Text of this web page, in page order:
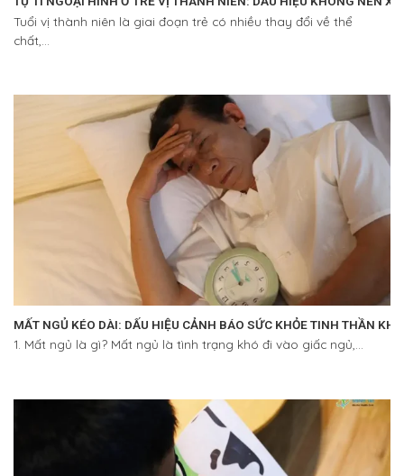
Tuổi vị thành niên là giai đoạn trẻ có nhiều thay đổi về thể
chất,...
MẤT NGỦ KÉO DÀI: DẤU HIỆU CẢNH BÁO SỨC KHỎE TINH THẦN
1. Mất ngủ là gì? Mất ngủ là tình trạng khó đi vào giấc ngủ,...